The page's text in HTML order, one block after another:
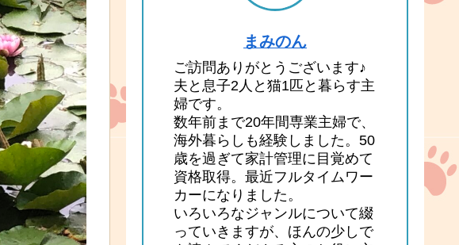
まみのん
ご訪問ありがとうございます♪
夫と息子2人と猫1匹と暮らす主
婦です。
数年前まで20年間専業主婦で、
海外暮らしも経験しました。50
歳を過ぎて家計管理に目覚めて
資格取得。最近フルタイムワー
カーになりました。
いろいろなジャンルについて綴
っていきますが、ほんの少しで